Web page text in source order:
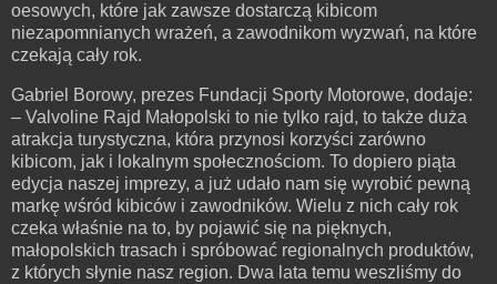
oesowych, które jak zawsze dostarczą kibicom
niezapomnianych wrażeń, a zawodnikom wyzwań, na które
czekają cały rok.
Gabriel Borowy, prezes Fundacji Sporty Motorowe, dodaje:
– Valvoline Rajd Małopolski to nie tylko rajd, to także duża
atrakcja turystyczna, która przynosi korzyści zarówno
kibicom, jak i lokalnym społecznościom. To dopiero piąta
edycja naszej imprezy, a już udało nam się wyrobić pewną
markę wśród kibiców i zawodników. Wielu z nich cały rok
czeka właśnie na to, by pojawić się na pięknych,
małopolskich trasach i spróbować regionalnych produktów,
z których słynie nasz region. Dwa lata temu weszliśmy do